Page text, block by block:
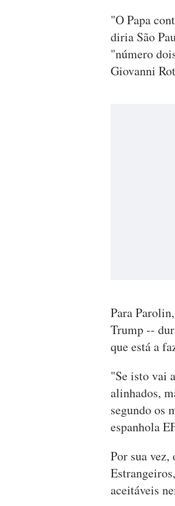
"O Papa
diria São
"número
Giovanni
Para
Trump --
que está a
"Se isto vai
alinhados,
segundo os
espanhola
Por sua
aceitáveis